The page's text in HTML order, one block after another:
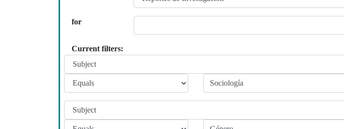
for
Current filters: